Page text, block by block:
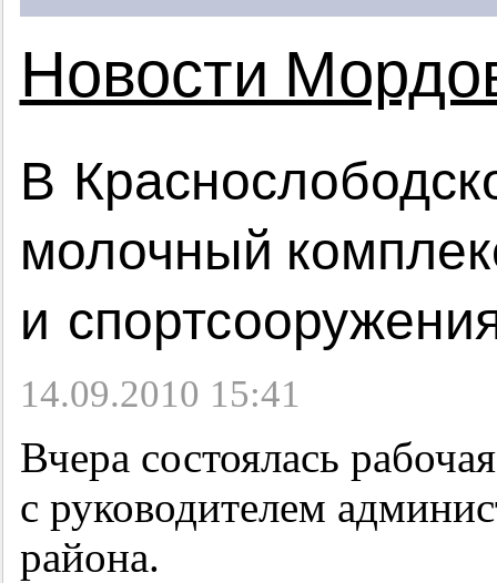
Новости
В
молочный
и
14.09.2010 15:41
Вчера состоялась
с руководителем
района.